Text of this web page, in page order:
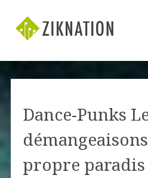
Dance-Punks
propre paradis